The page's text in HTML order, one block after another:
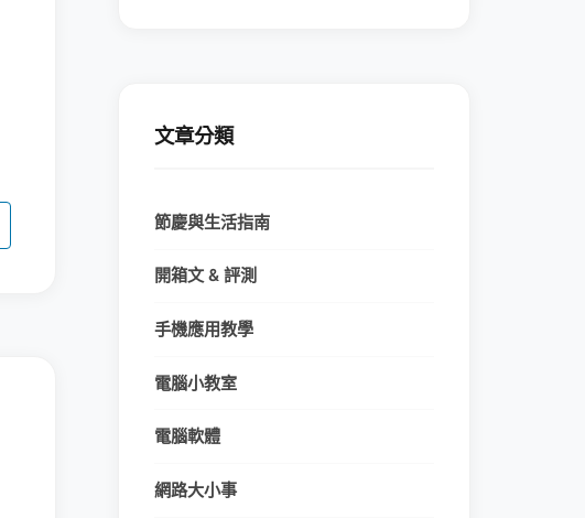
文章分類
節慶與生活指南
開箱文 & 評測
手機應用教學
電腦小教室
電腦軟體
網路大小事